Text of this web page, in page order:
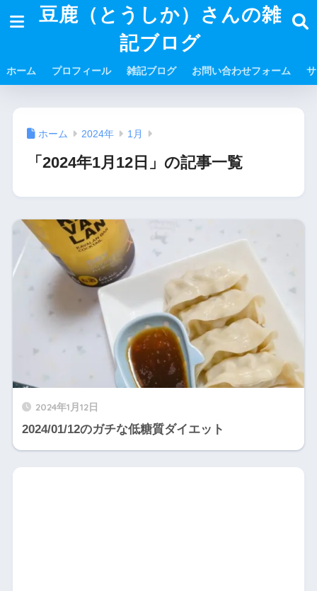
豆鹿（とうしか）さんの雑
記ブログ
ホーム プロフィール 雑記ブログ お問い合わせフォーム
ホーム 2024年 1月
「2024年1月12日」の記事一覧
2024年1月12日
2024/01/12のガチな低糖質ダイエット